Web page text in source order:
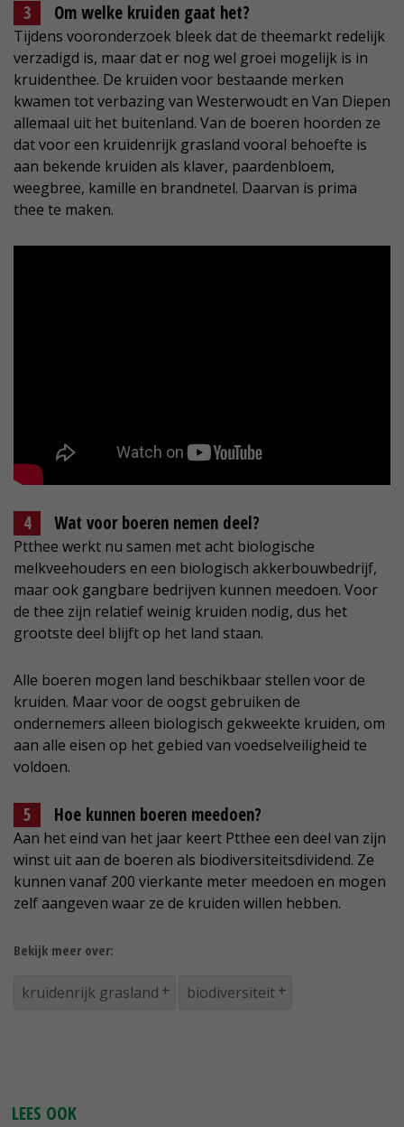
Om welke kruiden gaat het?
Tijdens vooronderzoek bleek dat de theemarkt redelijk
verzadigd is, maar dat er nog wel groei mogelijk is in
kruidenthee. De kruiden voor bestaande merken
kwamen tot verbazing van Westerwoudt en Van Diepen
allemaal uit het buitenland. Van de boeren hoorden ze
dat voor een kruidenrijk grasland vooral behoefte is
aan bekende kruiden als klaver, paardenbloem,
weegbree, kamille en brandnetel. Daarvan is prima
thee te maken.
Wat voor boeren nemen deel?
Ptthee werkt nu samen met acht biologische
melkveehouders en een biologisch akkerbouwbedrijf,
maar ook gangbare bedrijven kunnen meedoen. Voor
de thee zijn relatief weinig kruiden nodig, dus het
grootste deel blijft op het land staan.
Alle boeren mogen land beschikbaar stellen voor de
kruiden. Maar voor de oogst gebruiken de
ondernemers alleen biologisch gekweekte kruiden, om
aan alle eisen op het gebied van voedselveiligheid te
voldoen.
Hoe kunnen boeren meedoen?
Aan het eind van het jaar keert Ptthee een deel van zijn
winst uit aan de boeren als biodiversiteitsdividend. Ze
kunnen vanaf 200 vierkante meter meedoen en mogen
zelf aangeven waar ze de kruiden willen hebben.
Bekijk meer over:
kruidenrijk grasland biodiversiteit
LEES OOK